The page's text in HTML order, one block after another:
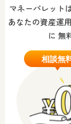
マネーパレット
あなたの資産運
に 無